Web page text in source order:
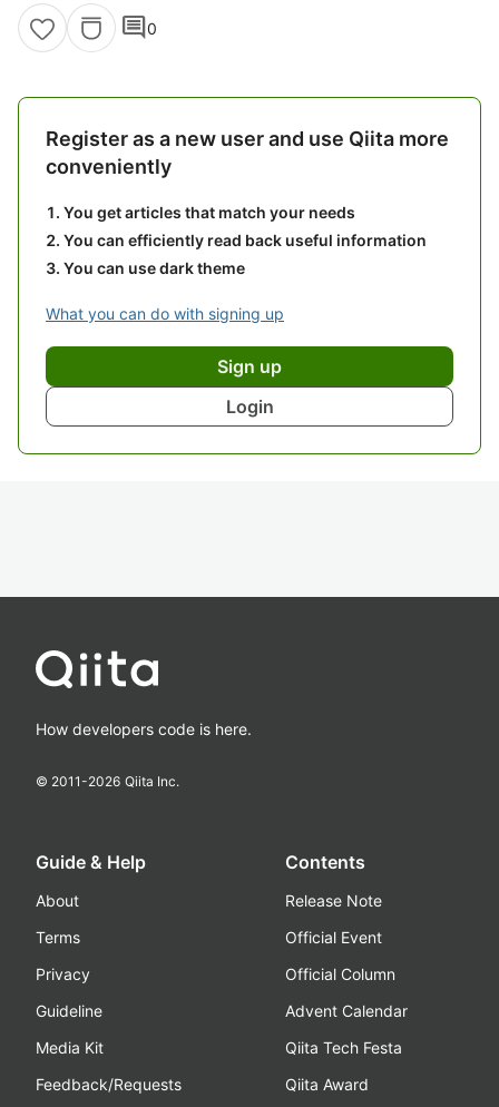
comment0
Register as a new user and use Qiita more
conveniently
You get articles that match your needs
You can efficiently read back useful information
You can use dark theme
What you can do with signing up
Sign up
Login
How developers code is here.
© 2011-2026 Qiita Inc.
Guide & Help
About
Terms
Privacy
Guideline
Media Kit
Feedback/Requests
Contents
Release Note
Official Event
Official Column
Advent Calendar
Qiita Tech Festa
Qiita Award